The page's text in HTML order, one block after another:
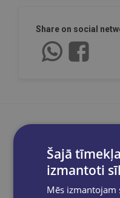
Share on social
Product
Šajā
izmantoti
Mēs izmantojam